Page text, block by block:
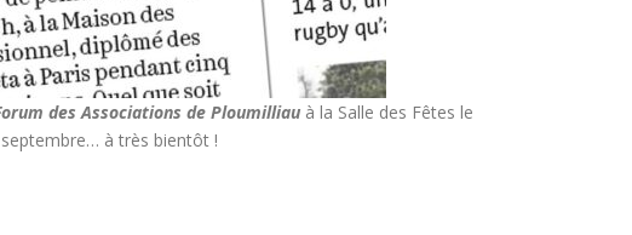
des Associations de Ploumilliau à la Salle des Fêtes le
à très bientôt !